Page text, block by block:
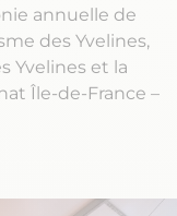
annuelle de
des Yvelines,
Yvelines et la
Île-de-France –